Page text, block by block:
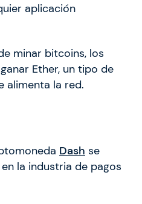
aplicación
minar bitcoins, los
Ether, un tipo de
alimenta la red.
Dash se
la industria de pagos